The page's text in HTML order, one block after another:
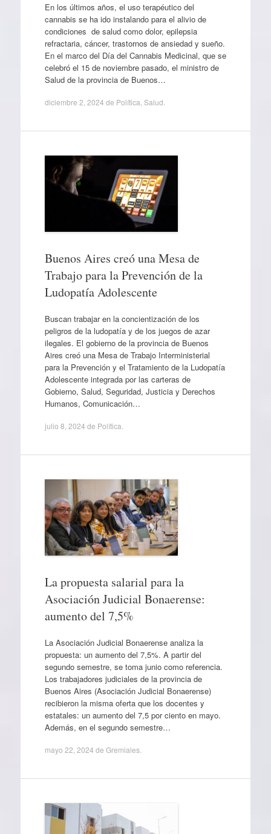
En los últimos años, el uso terapéutico del
cannabis se ha ido instalando para el alivio de
condiciones de salud como dolor, epilepsia
refractaria, cáncer, trastornos de ansiedad y sueño.
En el marco del Día del Cannabis Medicinal, que se
celebró el 15 de noviembre pasado, el ministro de
Salud de la provincia de Buenos…
diciembre 2, 2024 de Política Salud
Buenos Aires creó una Mesa de
Trabajo para la Prevención de la
Ludopatía Adolescente
Buscan trabajar en la concientización de los
peligros de la ludopatía y de los juegos de azar
ilegales. El gobierno de la provincia de Buenos
Aires creó una Mesa de Trabajo Interministerial
para la Prevención y el Tratamiento de la Ludopatía
Adolescente integrada por las carteras de
Gobierno, Salud, Seguridad, Justicia y Derechos
Humanos, Comunicación…
julio 8, 2024 de Política
La propuesta salarial para la
Asociación Judicial Bonaerense:
aumento del 7,5%
La Asociación Judicial Bonaerense analiza la
propuesta: un aumento del 7,5%. A partir del
segundo semestre, se toma junio como referencia.
Los trabajadores judiciales de la provincia de
Buenos Aires (Asociación Judicial Bonaerense)
recibieron la misma oferta que los docentes y
estatales: un aumento del 7,5 por ciento en mayo.
Además, en el segundo semestre…
mayo 22, 2024 de Gremiales.